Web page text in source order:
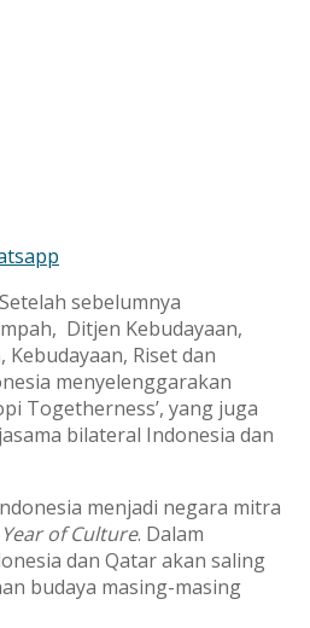
sebelumnya
Ditjen Kebudayaan,
Riset dan
menyelenggarakan
Togetherness’, yang juga
bilateral Indonesia dan
menjadi negara mitra
of Culture. Dalam
dan Qatar akan saling
budaya masing-masing